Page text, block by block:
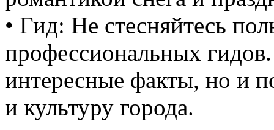
• Гид: Не стесняйтесь
профессиональных
интересные факты, но и
и культуру города.